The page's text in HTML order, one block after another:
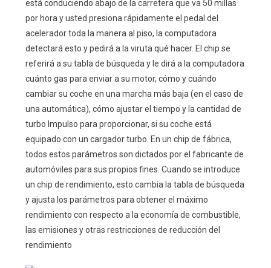
está conduciendo abajo de la carretera que va 50 millas
por hora y usted presiona rápidamente el pedal del
acelerador toda la manera al piso, la computadora
detectará esto y pedirá a la viruta qué hacer. El chip se
referirá a su tabla de búsqueda y le dirá a la computadora
cuánto gas para enviar a su motor, cómo y cuándo
cambiar su coche en una marcha más baja (en el caso de
una automática), cómo ajustar el tiempo y la cantidad de
turbo Impulso para proporcionar, si su coche está
equipado con un cargador turbo. En un chip de fábrica,
todos estos parámetros son dictados por el fabricante de
automóviles para sus propios fines. Cuando se introduce
un chip de rendimiento, esto cambia la tabla de búsqueda
y ajusta los parámetros para obtener el máximo
rendimiento con respecto a la economía de combustible,
las emisiones y otras restricciones de reducción del
rendimiento